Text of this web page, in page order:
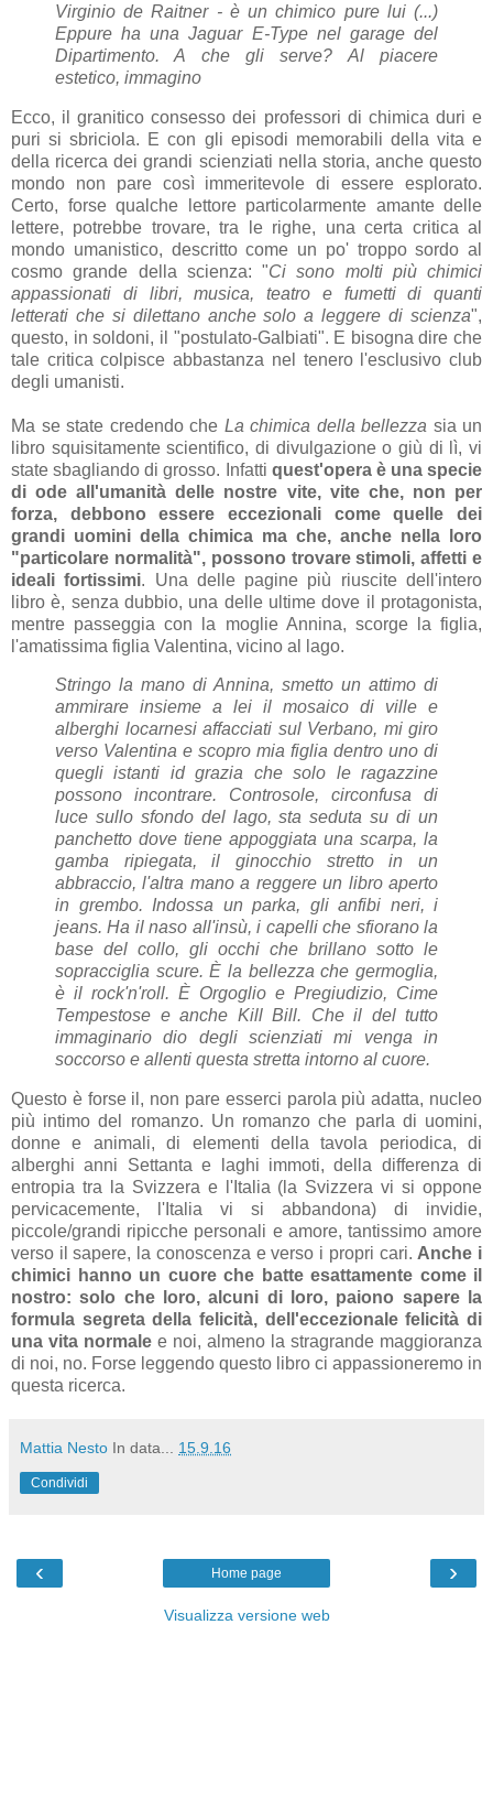
Virginio de Raitner - è un chimico pure lui (...)
Eppure ha una Jaguar E-Type nel garage del
Dipartimento. A che gli serve? Al piacere
estetico, immagino
Ecco, il granitico consesso dei professori di chimica duri e
puri si sbriciola. E con gli episodi memorabili della vita e
della ricerca dei grandi scienziati nella storia, anche questo
mondo non pare così immeritevole di essere esplorato.
Certo, forse qualche lettore particolarmente amante delle
lettere, potrebbe trovare, tra le righe, una certa critica al
mondo umanistico, descritto come un po' troppo sordo al
cosmo grande della scienza: "Ci sono molti più chimici
appassionati di libri, musica, teatro e fumetti di quanti
letterati che si dilettano anche solo a leggere di scienza",
questo, in soldoni, il "postulato-Galbiati". E bisogna dire che
tale critica colpisce abbastanza nel tenero l'esclusivo club
degli umanisti.
Ma se state credendo che La chimica della bellezza sia un
libro squisitamente scientifico, di divulgazione o giù di lì, vi
state sbagliando di grosso. Infatti quest'opera è una specie
di ode all'umanità delle nostre vite, vite che, non per
forza, debbono essere eccezionali come quelle dei
grandi uomini della chimica ma che, anche nella loro
"particolare normalità", possono trovare stimoli, affetti e
ideali fortissimi. Una delle pagine più riuscite dell'intero
libro è, senza dubbio, una delle ultime dove il protagonista,
mentre passeggia con la moglie Annina, scorge la figlia,
l'amatissima figlia Valentina, vicino al lago.
Stringo la mano di Annina, smetto un attimo di
ammirare insieme a lei il mosaico di ville e
alberghi locarnesi affacciati sul Verbano, mi giro
verso Valentina e scopro mia figlia dentro uno di
quegli istanti id grazia che solo le ragazzine
possono incontrare. Controsole, circonfusa di
luce sullo sfondo del lago, sta seduta su di un
panchetto dove tiene appoggiata una scarpa, la
gamba ripiegata, il ginocchio stretto in un
abbraccio, l'altra mano a reggere un libro aperto
in grembo. Indossa un parka, gli anfibi neri, i
jeans. Ha il naso all'insù, i capelli che sfiorano la
base del collo, gli occhi che brillano sotto le
sopracciglia scure. È la bellezza che germoglia,
è il rock'n'roll. È Orgoglio e Pregiudizio, Cime
Tempestose e anche Kill Bill. Che il del tutto
immaginario dio degli scienziati mi venga in
soccorso e allenti questa stretta intorno al cuore.
Questo è forse il, non pare esserci parola più adatta, nucleo
più intimo del romanzo. Un romanzo che parla di uomini,
donne e animali, di elementi della tavola periodica, di
alberghi anni Settanta e laghi immoti, della differenza di
entropia tra la Svizzera e l'Italia (la Svizzera vi si oppone
pervicacemente, l'Italia vi si abbandona) di invidie,
piccole/grandi ripicche personali e amore, tantissimo amore
verso il sapere, la conoscenza e verso i propri cari. Anche i
chimici hanno un cuore che batte esattamente come il
nostro: solo che loro, alcuni di loro, paiono sapere la
formula segreta della felicità, dell'eccezionale felicità di
una vita normale e noi, almeno la stragrande maggioranza
di noi, no. Forse leggendo questo libro ci appassioneremo in
questa ricerca.
Mattia Nesto In data... 15.9.16
Condividi
‹ ›
Home page
Visualizza versione web